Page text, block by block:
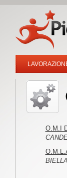
O.M.I